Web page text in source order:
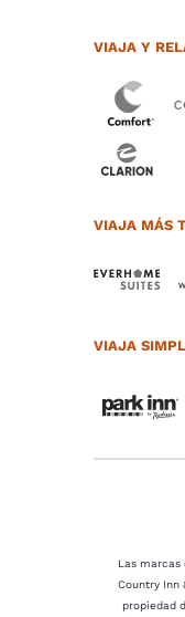
VIAJA Y
VIAJA MÁS
VIAJA
Las marcas
Country Inn
propiedad